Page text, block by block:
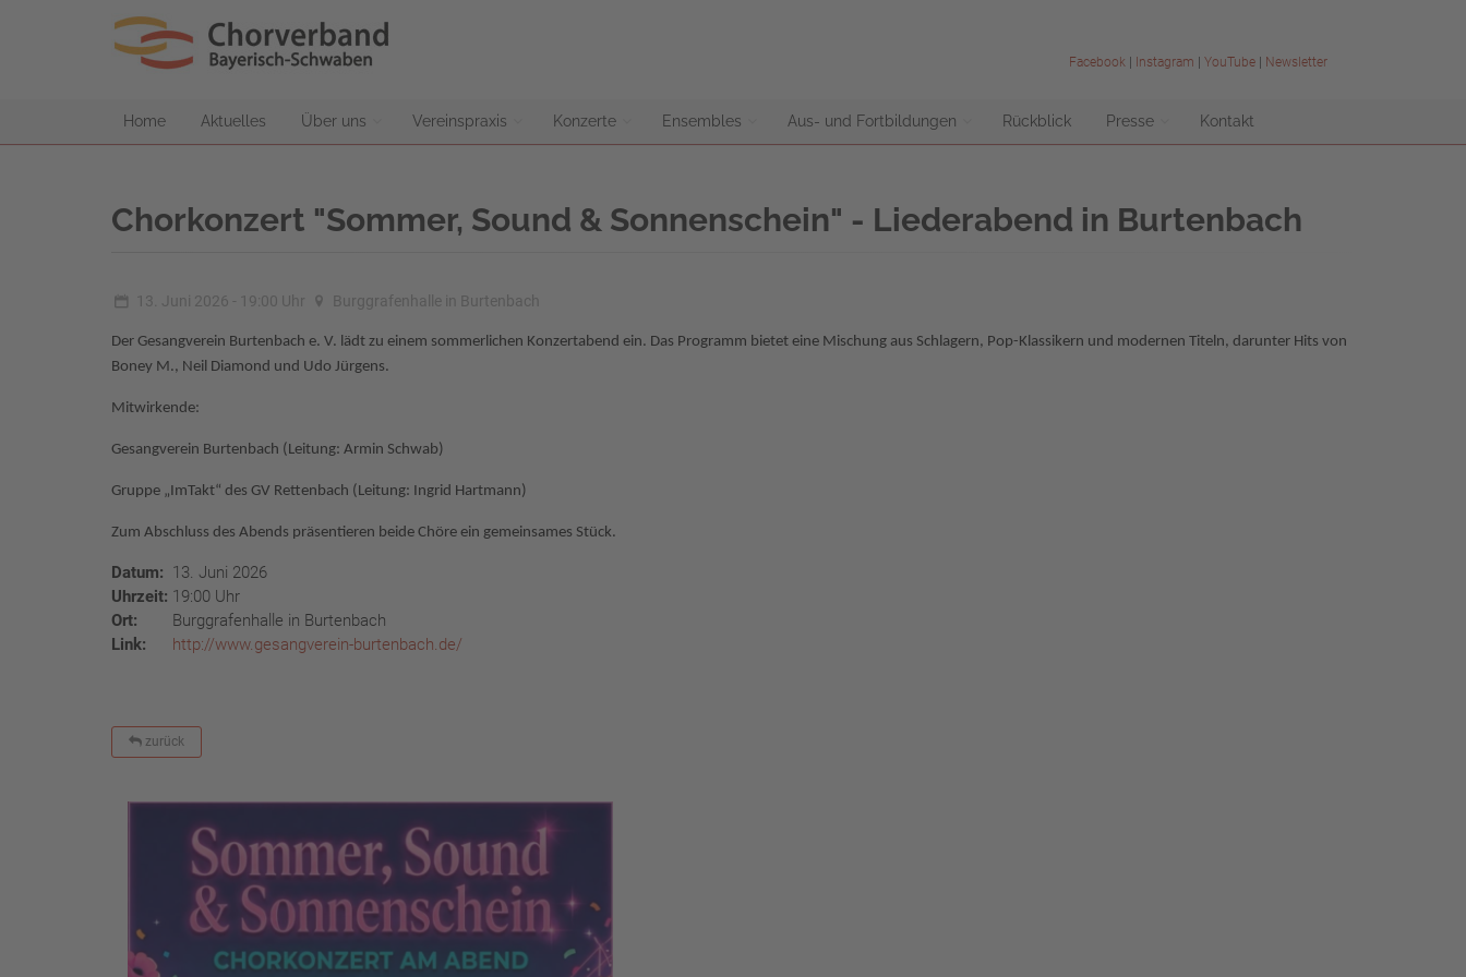
Facebook| Instagram YouTube| Newsletter
Home Aktuelles Über uns Vereinspraxis Konzerte Ensembles Aus- und Fortbildungen Rückblick Presse Kontakt
Chorkonzert "Sommer, Sound & Sonnenschein" - Liederabend in Burtenbach
13. Juni 2026 - 19:00 Uhr Burggrafenhalle in Burtenbach
Der Gesangverein Burtenbach e. V. lädt zu einem sommerlichen Konzertabend ein. Das Programm bietet eine Mischung aus Schlagern, Pop-Klassikern und modernen Titeln, darunter Hits von
Boney M., Neil Diamond und Udo Jürgens.
Mitwirkende:
Gesangverein Burtenbach (Leitung: Armin Schwab)
Gruppe „ImTakt“ des GV Rettenbach (Leitung: Ingrid Hartmann)
Zum Abschluss des Abends präsentieren beide Chöre ein gemeinsames Stück.
Datum: 13. Juni 2026
Uhrzeit: 19:00 Uhr
Ort:
Burggrafenhalle in Burtenbach
Link:
http://www.gesangverein-burtenbach.de/
zurück